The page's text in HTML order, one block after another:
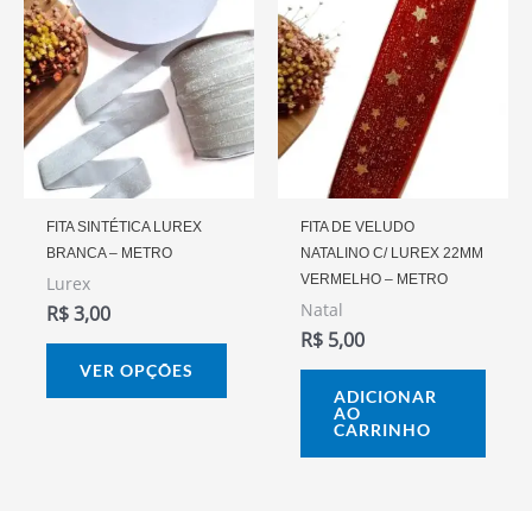
FITA SINTÉTICA LUREX
BRANCA – METRO
Lurex
R$3,00
VER OPÇÕES
produto
tem
várias
variantes.
As
do
FITA DE VELUDO
NATALINO C/ LUREX 22MM
VERMELHO – METRO
Natal
R$ 5,00
ADICIONAR
AO
CARRINHO